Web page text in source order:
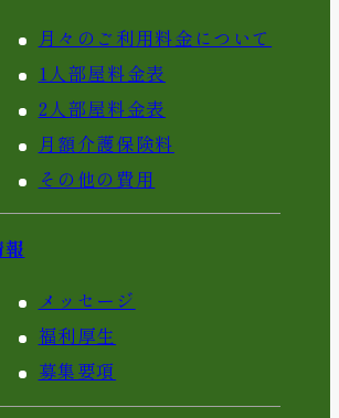
月々のご利用料金について
1人部屋料金表
2人部屋料金表
月額介護保険料
その他の費用
メッセージ
福利厚生
募集要項